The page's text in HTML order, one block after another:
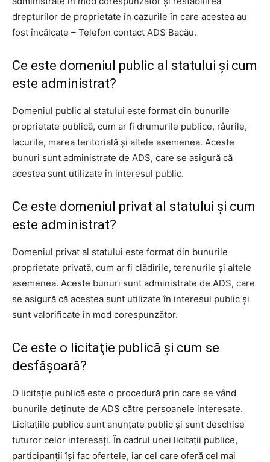
drepturilor de proprietate în cazurile în care acestea au
fost încălcate – Telefon contact ADS Bacău.
Ce este domeniul public al statului şi cum
este administrat?
Domeniul public al statului este format din bunurile
proprietate publică, cum ar fi drumurile publice, râurile,
lacurile, marea teritorială şi altele asemenea. Aceste
bunuri sunt administrate de ADS, care se asigură că
acestea sunt utilizate în interesul public.
Ce este domeniul privat al statului şi cum
este administrat?
Domeniul privat al statului este format din bunurile
proprietate privată, cum ar fi clădirile, terenurile şi altele
asemenea. Aceste bunuri sunt administrate de ADS, care
se asigură că acestea sunt utilizate în interesul public şi
sunt valorificate în mod corespunzător.
Ce este o licitaţie publică şi cum se
desfăşoară?
O licitaţie publică este o procedură prin care se vând
bunurile deţinute de ADS către persoanele interesate.
Licitaţiile publice sunt anunţate public şi sunt deschise
tuturor celor interesaţi. În cadrul unei licitaţii publice,
participanţii îşi fac ofertele, iar cel care oferă cel mai